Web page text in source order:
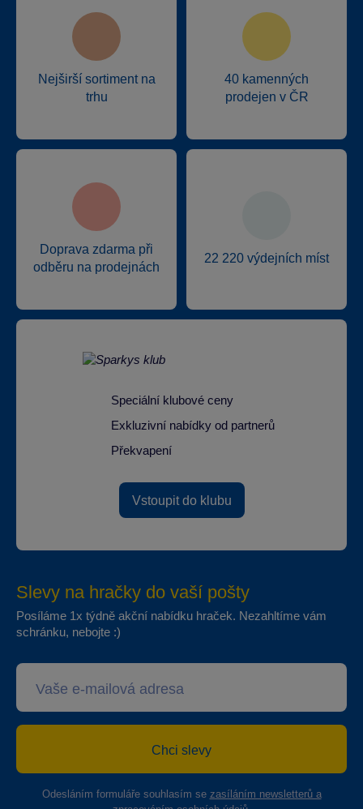
Nejširší sortiment na
trhu
40 kamenných
prodejen v ČR
Doprava zdarma při
odběru na prodejnách
22 220 výdejních míst
Speciální klubové ceny
Exkluzivní nabídky od partnerů
Překvapení
Vstoupit do klubu
Slevy na hračky do vaší pošty
Posíláme 1x týdně akční nabídku hraček. Nezahltíme vám
schránku, nebojte :)
Chci slevy
Odesláním formuláře souhlasím se zasíláním newsletterů a